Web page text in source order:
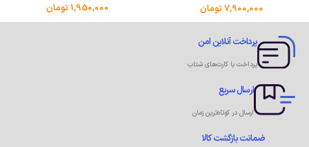
7,900,000تومان 1,950,000 تومان
پرداخت آنلاین امن
پرداخت با کارت‌های شتاب
ارسال سریع
ارسال در کوتاه‌ترین زمان
ضمانت بازگشت کالا